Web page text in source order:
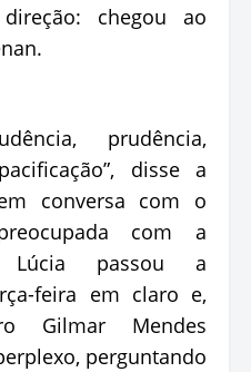
chegou ao
prudência,
disse a
conversa com o
com a
Lúcia passou a
feira em claro e,
Gilmar Mendes
perguntando